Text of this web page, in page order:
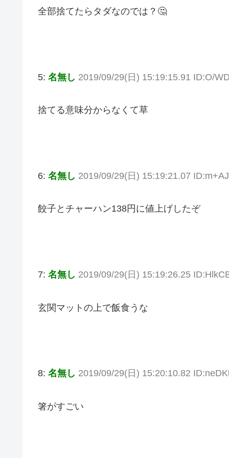
全部捨てたらタダなのでは？🤔
5: 名無し 2019/09/29(日) 15:19:15.91 ID:O/
捨てる意味分からなくて草
6: 名無し 2019/09/29(日) 15:19:21.07
餃子とチャーハン138円に値上げしたぞ
7: 名無し 2019/09/29(日) 15:19:26.25
玄関マットの上で飯食うな
8: 名無し 2019/09/29(日) 15:20:10.82
箸がすごい